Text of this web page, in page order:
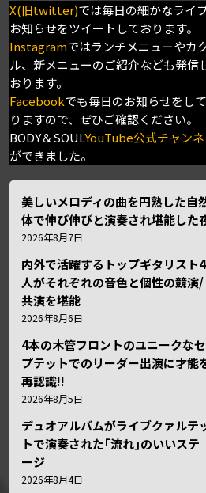
X(旧twitter)では毎日の細かなライ
お知らせをツイートしております。
Instagramではランチメニューやカ
ル、新メニューのご紹介なども発信
おります。
Facebookでも毎日のお知らせをし
りますので、ぜひご確認ください。
BODY＆SOULYouTube公式チャン
ができました。
美しいメロディの曲を円熟した自
体で伸び伸びと演奏され堪能した
2026年8月7日
内外で活躍するトップギタリスト4
人がそれぞれの音色と個性の競演/
共演を堪能
2026年8月6日
4本の木管フロントのユニークなセ
プテットでのリーダー出演に才能
再認識!!
2026年8月5日
デュオアルバムがライブクァルテ
トで演奏された｢流れ｣のいいステ
ージ
2026年8月4日